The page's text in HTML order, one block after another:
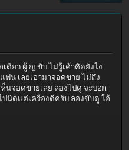
ดียว ผู้ ญ ขับ ไม่รู้เค้าคิดยังไง
ฟน เลยเอามาจอดขาย ไม่ถึง
นจอดขายเลย ลองไปดู จะบอก
ปนิดแต่เครื่องดีครับ ลองขับดู โอ้